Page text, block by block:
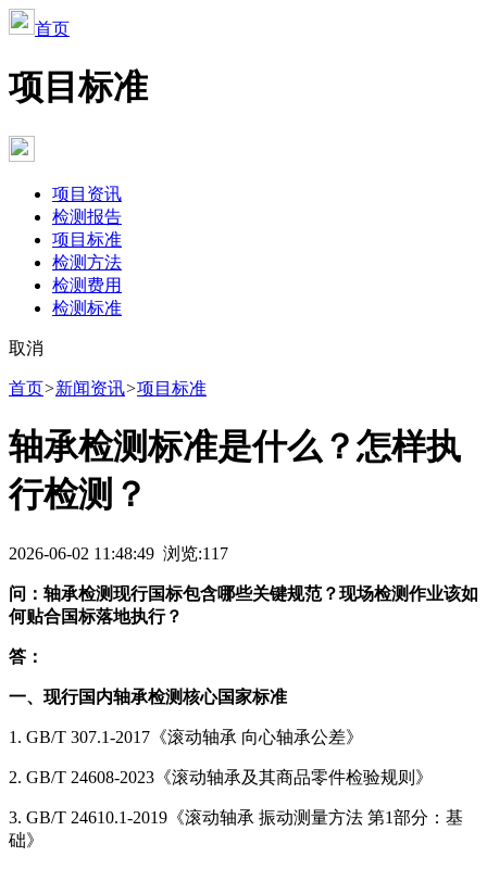
首页
项目标准
项目资讯
检测报告
项目标准
检测方法
检测费用
检测标准
取消
首页>新闻资讯>项目标准
轴承检测标准是什么？怎样执
行检测？
2026-06-02 11:48:49 浏览:117
问：轴承检测现行国标包含哪些关键规范？现场检测作业该如
何贴合国标落地执行？
答：
一、现行国内轴承检测核心国家标准
1. GB/T 307.1-2017《滚动轴承 向心轴承公差》
2. GB/T 24608-2023《滚动轴承及其商品零件检验规则》
3. GB/T 24610.1-2019《滚动轴承 振动测量方法 第1部分：基
础》